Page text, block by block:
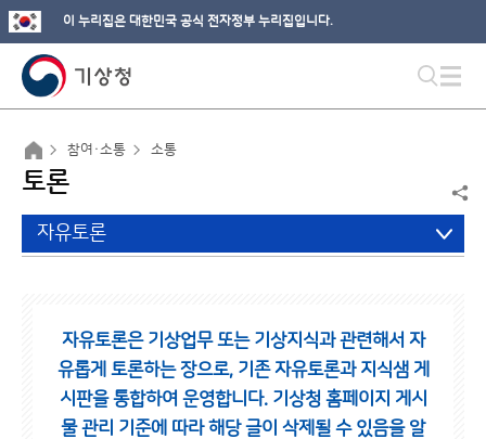
이 누리집은 대한민국 공식 전자정부 누리집입니다.
참여·소통 소통
토론
자유토론
자유토론은 기상업무 또는 기상지식과 관련해서 자
유롭게 토론하는 장으로, 기존 자유토론과 지식샘 게
시판을 통합하여 운영합니다. 기상청 홈페이지 게시
물 관리 기준에 따라 해당 글이 삭제될 수 있음을 알